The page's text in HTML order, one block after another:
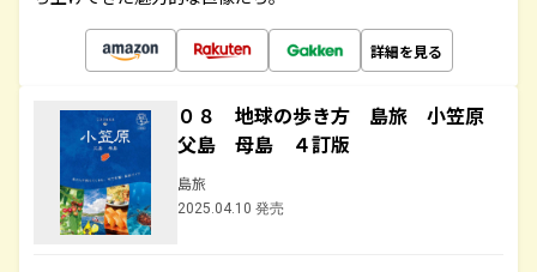
詳細を見る
０８ 地球の歩き方 島旅 小笠原
父島 母島 ４訂版
島旅
2025.04.10 発売